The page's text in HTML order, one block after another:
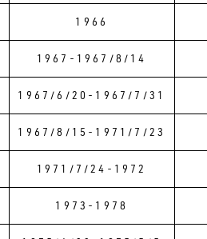
1966
1967-1967/8/14
1967/6/20-1967/7/31
1967/8/15-1971/7/23
1971/7/24-1972
1973-1978